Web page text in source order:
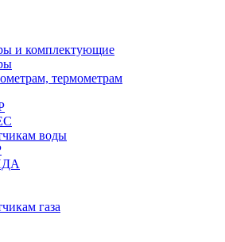
и комплектующие
термометрам
воды
газа